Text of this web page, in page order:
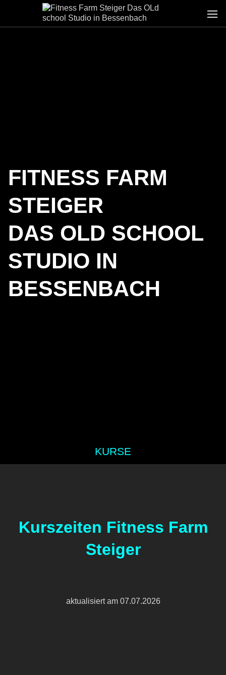
FITNESS FARM
STEIGER
DAS OLD SCHOOL
STUDIO IN
BESSENBACH
KURSE
Kurszeiten Fitness Farm
Steiger
aktualisiert am 07.07.2026